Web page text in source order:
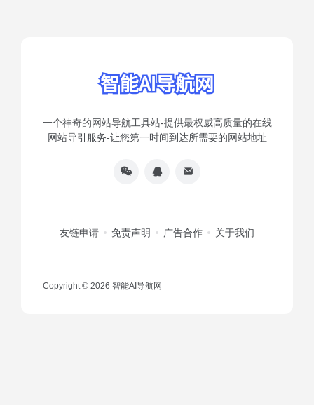
一个神奇的网站导航工具站-提供最权威高质量的在线
网站导引服务-让您第一时间到达所需要的网站地址
友链申请 免责声明 广告合作 关于我们
Copyright © 2026 智能AI导航网